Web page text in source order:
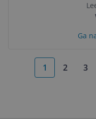
Ga
1 2 3